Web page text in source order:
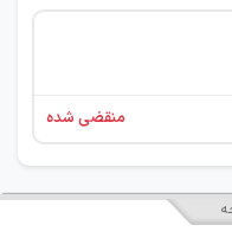
منقضی شده